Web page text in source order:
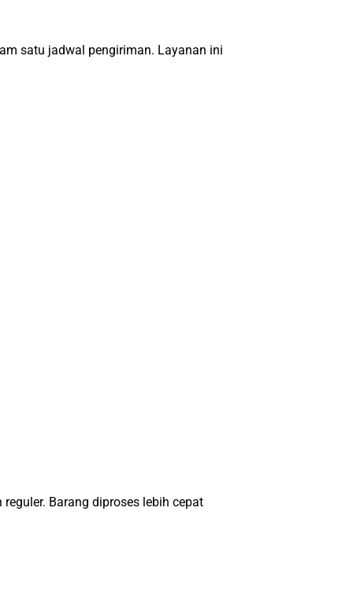
satu jadwal pengiriman. Layanan ini
Barang diproses lebih cepat